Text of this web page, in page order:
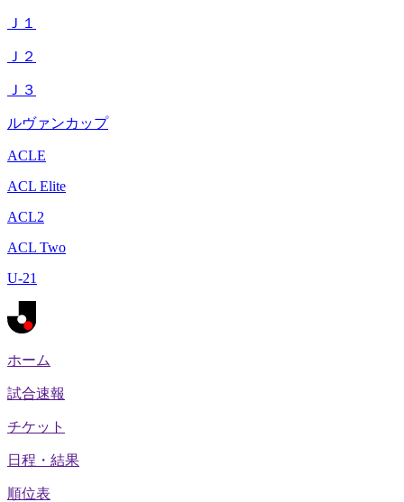
Ｊ１
Ｊ２
Ｊ３
ルヴァンカップ
ACLE
ACL Elite
ACL2
ACL Two
U-21
ホーム
試合速報
チケット
日程・結果
順位表